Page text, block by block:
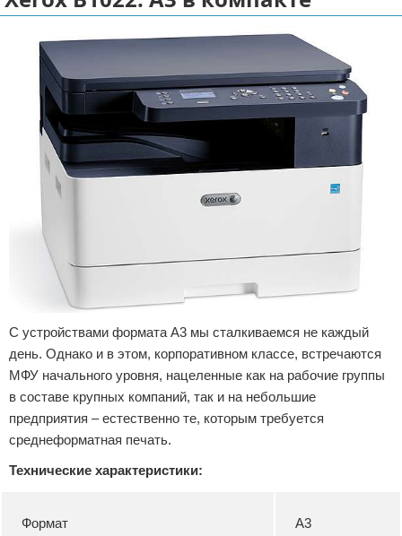
Право
С устройствами формата А3 мы сталкиваемся не каждый
день. Однако и в этом, корпоративном классе, встречаются
МФУ начального уровня, нацеленные как на рабочие группы
в составе крупных компаний, так и на небольшие
предприятия – естественно те, которым требуется
среднеформатная печать.
Технические характеристики:
Формат А3